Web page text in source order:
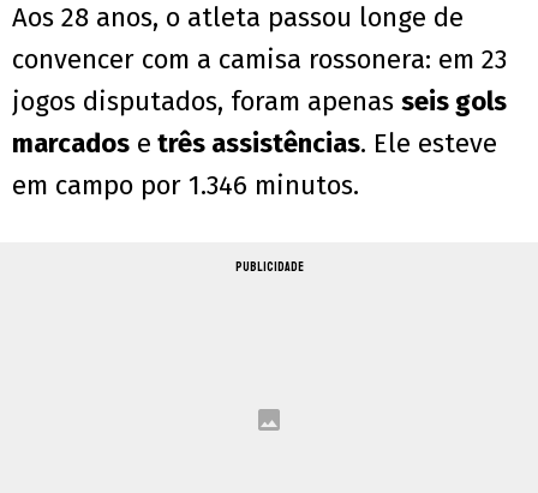
Aos 28 anos, o atleta passou longe de
convencer com a camisa rossonera: em 23
jogos disputados, foram apenas seis gols
marcados e três assistências. Ele esteve
em campo por 1.346 minutos.
PUBLICIDADE